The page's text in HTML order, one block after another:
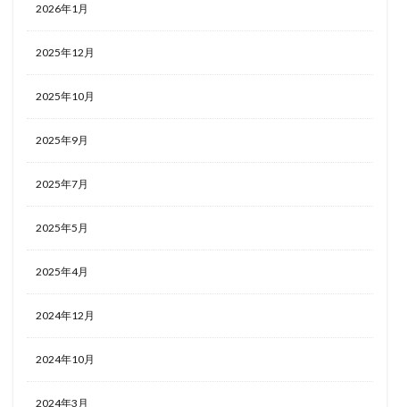
2026年1月
2025年12月
2025年10月
2025年9月
2025年7月
2025年5月
2025年4月
2024年12月
2024年10月
2024年3月